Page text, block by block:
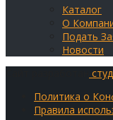
Каталог
О
Подать
Новости
Политика о
Правила